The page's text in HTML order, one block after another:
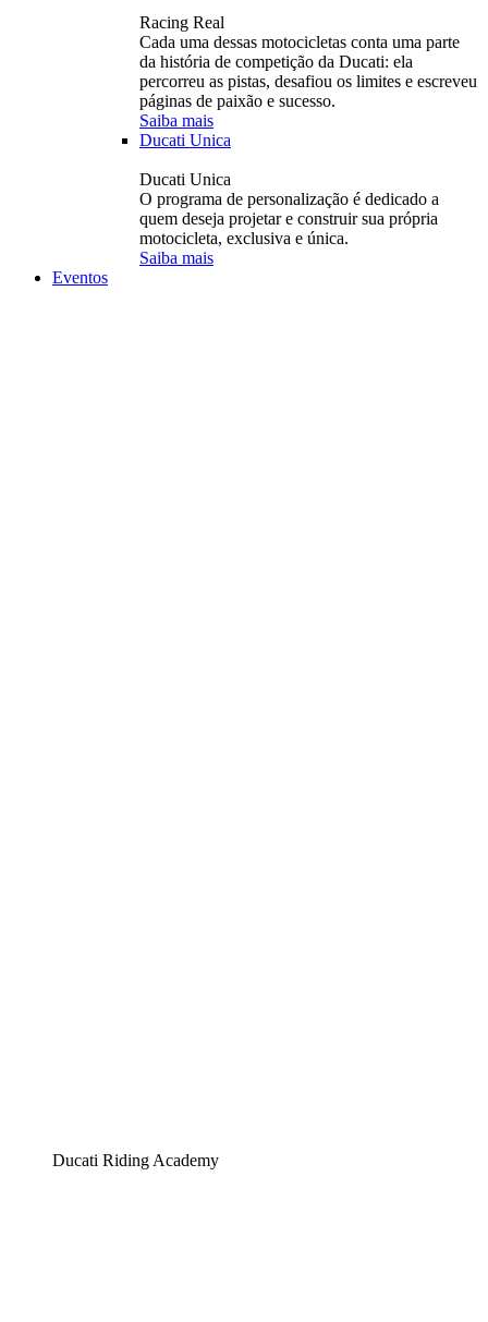
Racing Real
Cada uma dessas motocicletas conta uma parte
da história de competição da Ducati: ela
percorreu as pistas, desafiou os limites e escreveu
páginas de paixão e sucesso.
Saiba mais
Ducati Unica
Ducati Unica
O programa de personalização é dedicado a
quem deseja projetar e construir sua própria
motocicleta, exclusiva e única.
Saiba mais
Eventos
Ducati Riding Academy